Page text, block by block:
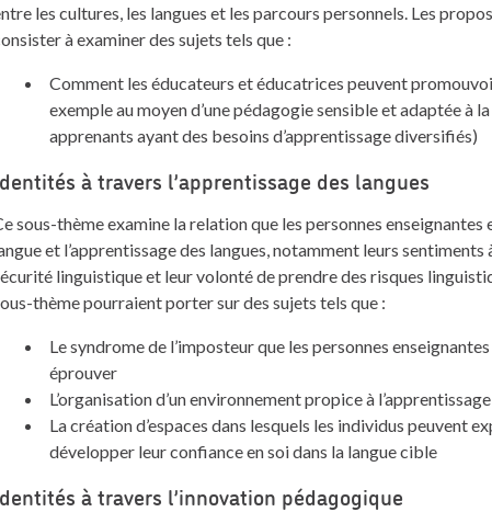
les cultures, les langues et les parcours personnels. Les
à examiner des sujets tels que :
Comment les éducateurs et éducatrices peuvent
exemple au moyen d’une pédagogie sensible et adaptée à
apprenants ayant des besoins d’apprentissage diversifiés)
à travers l’apprentissage des langues
sous-thème examine la relation que les personnes
et l’apprentissage des langues, notamment leurs sentiments
linguistique et leur volonté de prendre des risques
thème pourraient porter sur des sujets tels que :
Le syndrome de l’imposteur que les personnes
éprouver
L’organisation d’un environnement propice à
La création d’espaces dans lesquels les individus peuvent
développer leur confiance en soi dans la langue cible
à travers l’innovation pédagogique